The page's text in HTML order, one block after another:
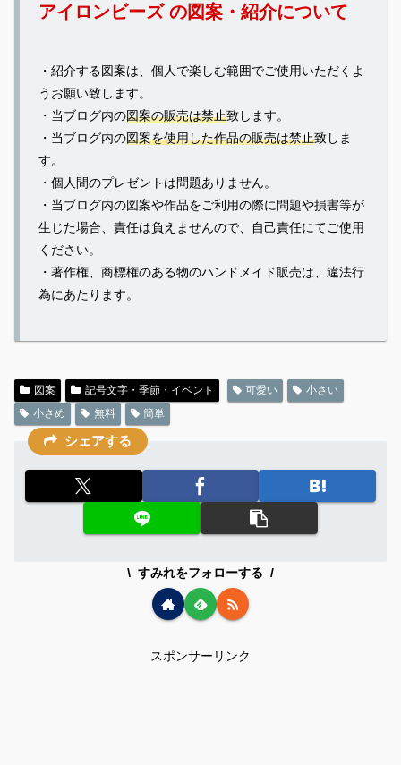
アイロンビーズ の図案・紹介について
・紹介する図案は、個人で楽しむ範囲でご使用いただくよ
うお願い致します。
・当ブログ内の図案の販売は禁止致します。
・当ブログ内の図案を使用した作品の販売は禁止致しま
す。
・個人間のプレゼントは問題ありません。
・当ブログ内の図案や作品をご利用の際に問題や損害等が
生じた場合、責任は負えませんので、自己責任にてご使用
ください。
・著作権、商標権のある物のハンドメイド販売は、違法行
為にあたります。
図案 記号文字・季節・イベント 可愛い
小さい
小さめ
無料 簡単
シェアする
すみれをフォローする
スポンサーリンク